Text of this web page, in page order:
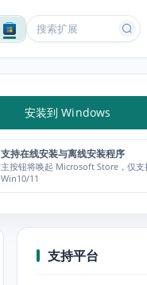
安装到 Windows
支持在线安装与离线安装程序
主按钮将唤起 Microsoft Store，仅支
Win10/11
支持平台